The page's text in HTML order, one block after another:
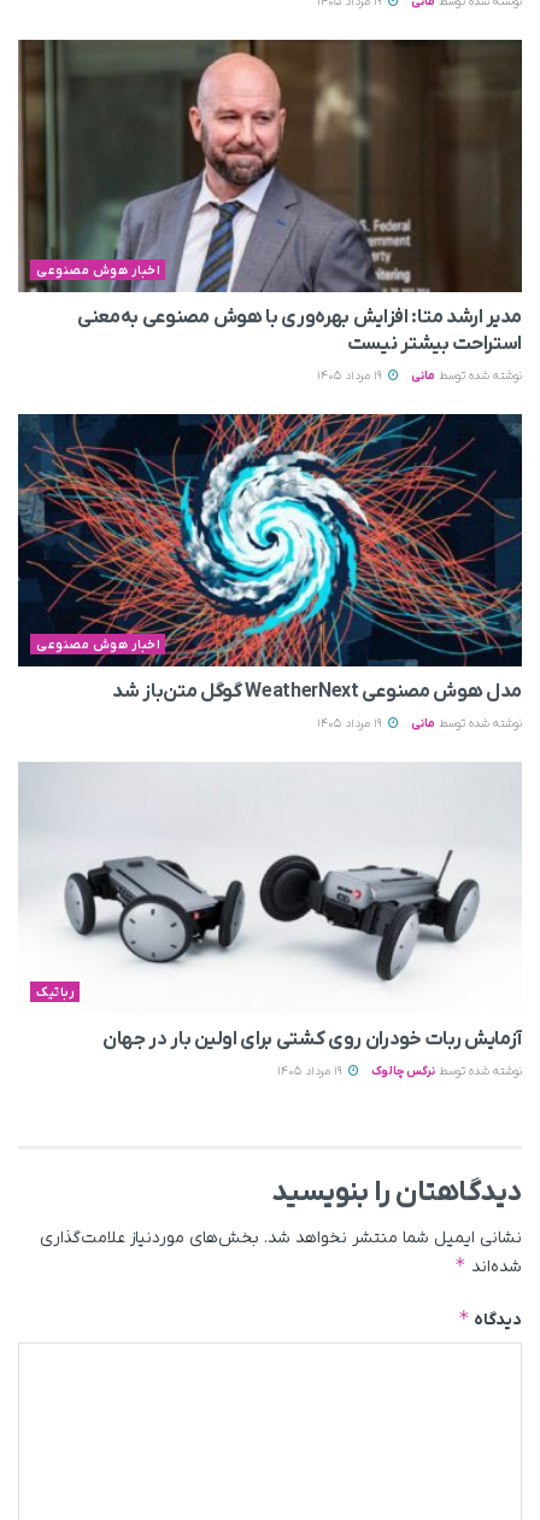
اخبار هوش مصنوعی
مدیر ارشد متا: افزایش بهره‌وری با هوش مصنوعی به‌معنی
استراحت بیشتر نیست
نوشته شده توسط مانی
اخبار هوش مصنوعی
مدل هوش مصنوعی WeatherNext گوگل متن‌باز شد
نوشته شده توسط مانی
رباتیک
آزمایش ربات خودران روی کشتی برای اولین بار در جهان
نوشته شده توسط نرگس چالوک
دیدگاهتان را بنویسید
نشانی ایمیل شما منتشر نخواهد شد. بخش‌های موردنیاز علامت‌گذاری
شده‌اند *
دیدگاه *